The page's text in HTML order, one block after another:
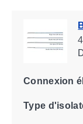
Connexion
Type